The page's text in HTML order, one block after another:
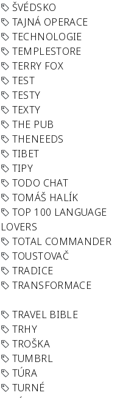
ŠVÉDSKO
TAJNÁ OPERACE
TECHNOLOGIE
TEMPLESTORE
TERRY FOX
TEST
TESTY
TEXTY
THE PUB
THENEEDS
TIBET
TIPY
TODO CHAT
TOMÁŠ HALÍK
TOP 100 LANGUAGE
LOVERS
TOTAL COMMANDER
TOUSTOVAČ
TRADICE
TRANSFORMACE
TRAVEL BIBLE
TRHY
TROŠKA
TUMBRL
TÚRA
TURNÉ